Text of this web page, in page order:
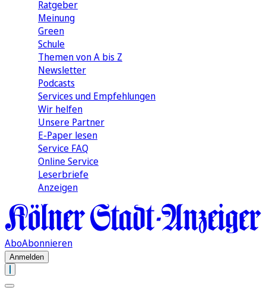
Ratgeber
Meinung
Green
Schule
Themen von A bis Z
Newsletter
Podcasts
Services und Empfehlungen
Wir helfen
Unsere Partner
E-Paper lesen
Service FAQ
Online Service
Leserbriefe
Anzeigen
AboAbonnieren
Anmelden